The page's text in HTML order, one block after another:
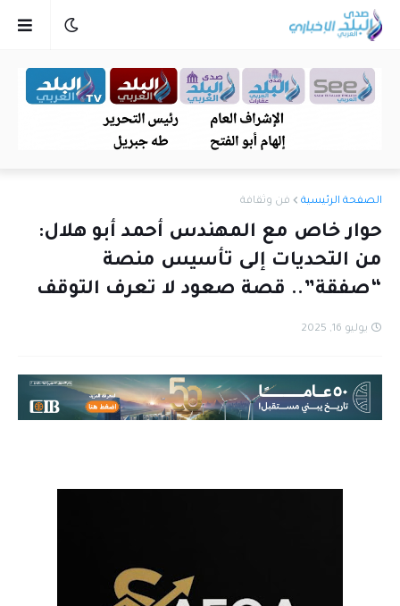
الصفحة الرئيسية فن وثقافة
حوار خاص مع المهندس أحمد أبو هلال:
من التحديات إلى تأسيس منصة
“صفقة”.. قصة صعود لا تعرف التوقف
يوليو 16, 2025